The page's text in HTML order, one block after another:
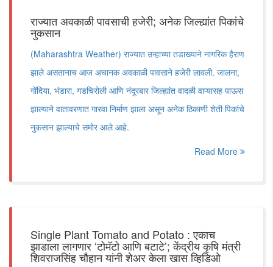
राज्यात अवकाळी पावसाची हजेरी; अनेक जिल्ह्यांत पिकांचे
नुकसान
(Maharashtra Weather) राज्यात उन्हाच्या तडाख्याने नागरिक हैराण
झाले असतानाच आज अचानक अवकाळी पावसाने हजेरी लावली. जालना,
गोंदिया, भंडारा, गडचिरोली आणि नंदूरबार जिल्ह्यांत वादळी वाऱ्यासह पाऊस
झाल्याने वातावरणात गारवा निर्माण झाला असून अनेक ठिकाणी शेती पिकांचे
नुकसान झाल्याचे समोर आले आहे.
Read More
Single Plant Tomato and Potato : एकाच
झाडाला लागणार ‘टोमॅटो आणि बटाटे’; केंद्रीय कृषि मंत्री
शिवराजसिंह चौहान यांनी शेअर केला खास व्हिडिओ